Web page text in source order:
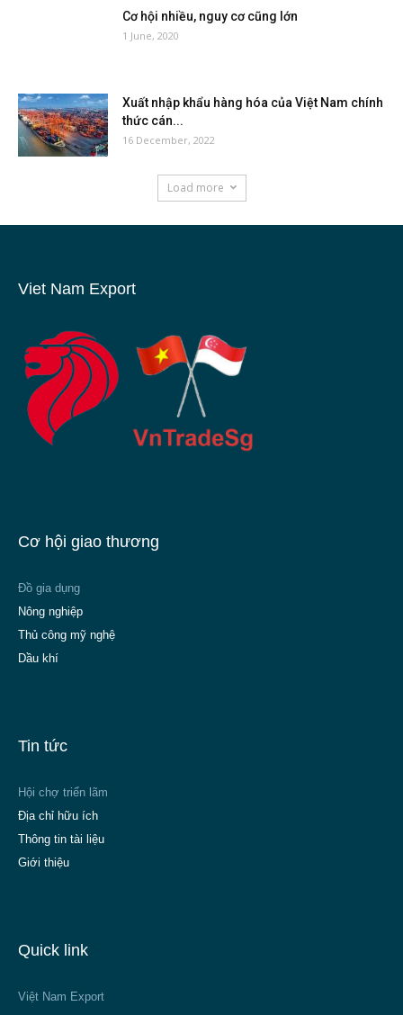
Cơ hội nhiều, nguy cơ cũng lớn
1 June, 2020
Xuất nhập khẩu hàng hóa của Việt Nam chính
thức cán...
16 December, 2022
Load more
Viet Nam Export
Cơ hội giao thương
Đồ gia dụng
Nông nghiệp
Thủ công mỹ nghệ
Dầu khí
Tin tức
Hội chợ triển lãm
Địa chỉ hữu ích
Thông tin tài liệu
Giới thiệu
Quick link
Việt Nam Export